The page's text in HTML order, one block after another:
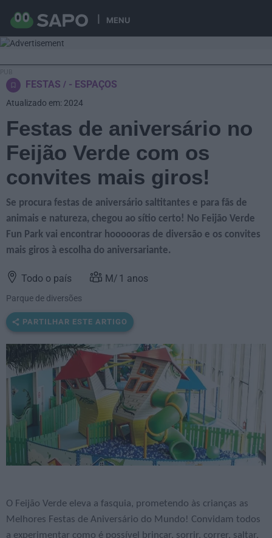
MENU
FESTAS - ESPAÇOS
Festas de aniversário no
Feijão Verde com os
convites mais giros!
Se procura festas de aniversário saltitantes e para fãs de
animais e natureza, chegou ao sítio certo! No Feijão Verde
Fun Park vai encontrar hoooooras de diversão e os convites
mais giros à escolha do aniversariante.
Todo o país 1 anos
Parque de diversões
PARTILHAR ESTE ARTIGO
O Feijão Verde eleva a fasquia, prometendo às crianças as
Melhores Festas de Aniversário do Mundo! Convidam todos
a experimentar como é possível brincar, sorrir, correr, saltar,
Atualizado em: 2024